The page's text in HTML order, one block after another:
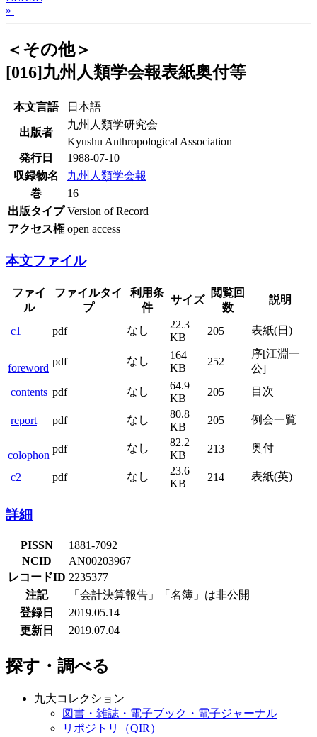
»
＜その他＞
[016]九州人類学会報表紙奥付等
本文言語 日本語
出版者
九州人類学研究会
Kyushu Anthropological Association
発行日
1988-07-10
収録物名
九州人類学会報
巻
16
出版タイプ Version of Record
アクセス権 open access
本文ファイル
ファイ
ル
ファイルタイ
プ
利用条
件
サイズ
閲覧回
数
説明
c1 pdf なし
22.3
KB
205 表紙(日)
foreword
pdf なし
164
KB
252
序[江淵一
公]
contents pdf なし
64.9
KB
205 目次
report pdf なし
80.8
KB
205 例会一覧
colophon
pdf なし
82.2
KB
213 奥付
c2 pdf なし
23.6
KB
214 表紙(英)
詳細
PISSN
1881-7092
NCID
AN00203967
レコードID 2235377
注記
「会計決算報告」「名簿」は非公開
登録日
2019.05.14
更新日
2019.07.04
探す・調べる
九大コレクション
図書・雑誌・電子ブック・電子ジャーナル
リポジトリ（QIR）